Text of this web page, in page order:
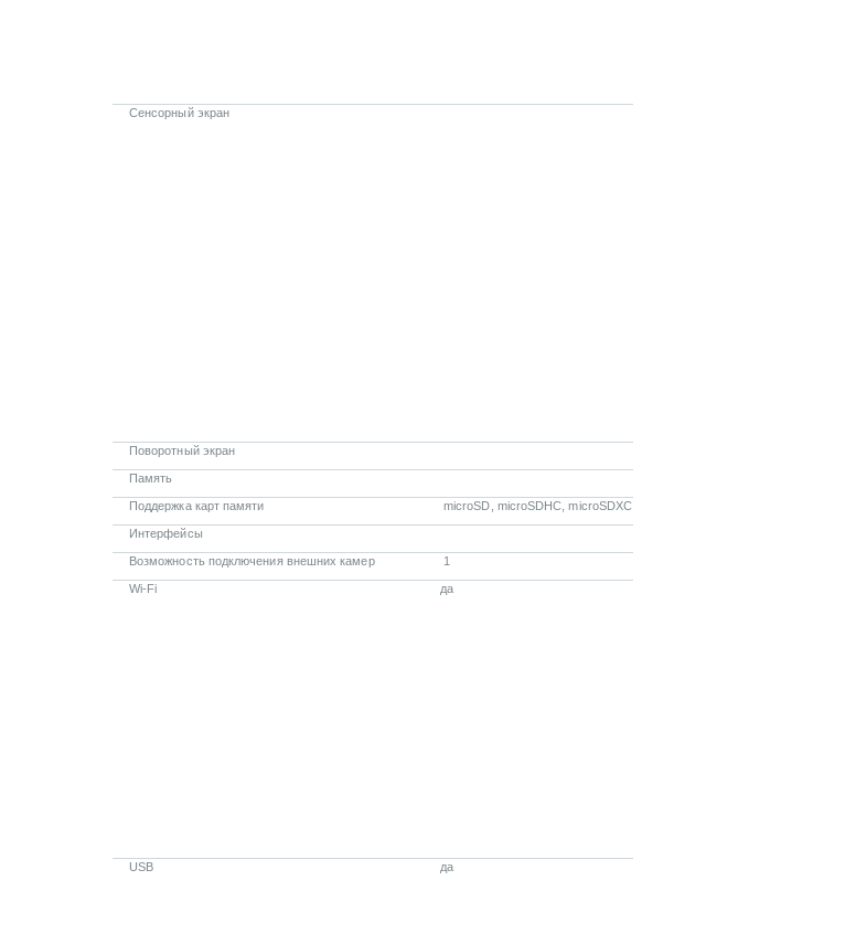
Сенсорный экран
Поворотный экран
Память
Поддержка карт памяти microSD, microSDHC, microSDXC
Интерфейсы
Возможность подключения внешних камер 1
Wi-Fi да
USB да